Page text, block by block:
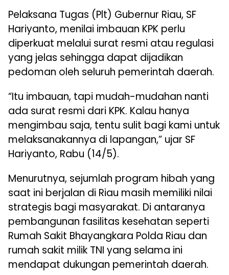
Pelaksana Tugas (Plt) Gubernur Riau, SF
Hariyanto, menilai imbauan KPK perlu
diperkuat melalui surat resmi atau regulasi
yang jelas sehingga dapat dijadikan
pedoman oleh seluruh pemerintah daerah.
“Itu imbauan, tapi mudah-mudahan nanti
ada surat resmi dari KPK. Kalau hanya
mengimbau saja, tentu sulit bagi kami untuk
melaksanakannya di lapangan,” ujar SF
Hariyanto, Rabu (14/5).
Menurutnya, sejumlah program hibah yang
saat ini berjalan di Riau masih memiliki nilai
strategis bagi masyarakat. Di antaranya
pembangunan fasilitas kesehatan seperti
Rumah Sakit Bhayangkara Polda Riau dan
rumah sakit milik TNI yang selama ini
mendapat dukungan pemerintah daerah.